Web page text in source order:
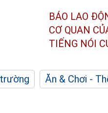
BÁO LAO
CƠ QUAN
TIẾNG NÓI
Ăn & Chơi -